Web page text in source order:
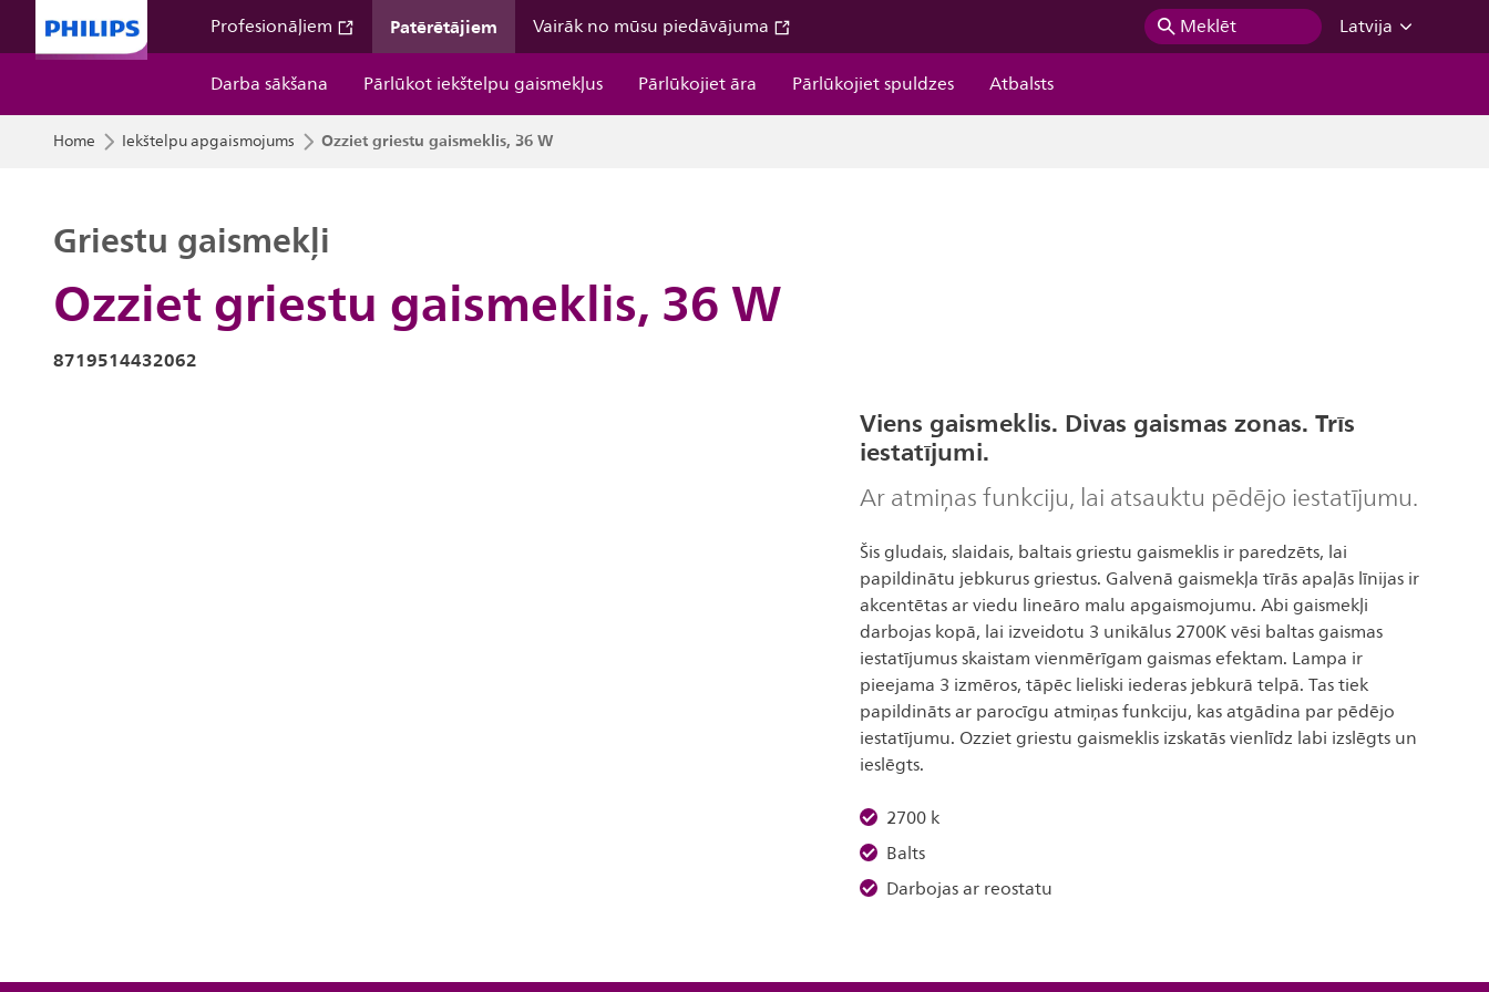
Profesionāļiem Patērētājiem Vairāk no mūsu piedāvājuma Meklēt
Latvija
Darba sākšana
Pārlūkot iekštelpu gaismekļus Pārlūkojiet āra Pārlūkojiet spuldzes Atbalsts
Home Iekštelpu apgaismojums Ozziet griestu gaismeklis, 36 W
Ozziet griestu gaismeklis, 36 W
Griestu gaismekļi
8719514432062
Viens gaismeklis. Divas gaismas zonas. Trīs
iestatījumi.
Ar atmiņas funkciju, lai atsauktu pēdējo iestatījumu.
Šis gludais, slaidais, baltais griestu gaismeklis ir paredzēts, lai
papildinātu jebkurus griestus. Galvenā gaismekļa tīrās apaļās līnijas ir
akcentētas ar viedu lineāro malu apgaismojumu. Abi gaismekļi
darbojas kopā, lai izveidotu 3 unikālus 2700K vēsi baltas gaismas
iestatījumus skaistam vienmērīgam gaismas efektam. Lampa ir
pieejama 3 izmēros, tāpēc lieliski iederas jebkurā telpā. Tas tiek
papildināts ar parocīgu atmiņas funkciju, kas atgādina par pēdējo
iestatījumu. Ozziet griestu gaismeklis izskatās vienlīdz labi izslēgts un
ieslēgts.
2700 k
Balts
Darbojas ar reostatu